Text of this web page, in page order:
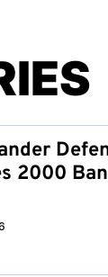
2000